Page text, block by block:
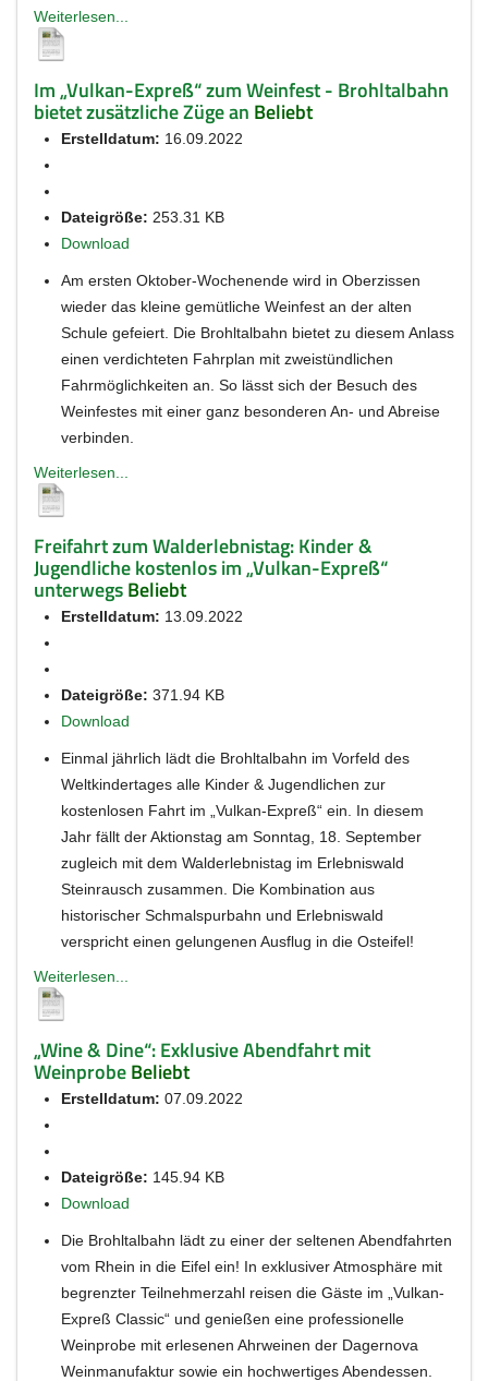
Weiterlesen...
Im „Vulkan-Expreß“ zum Weinfest - Brohltalbahn
bietet zusätzliche Züge an Beliebt
Erstelldatum: 16.09.2022
Dateigröße: 253.31 KB
Download
Am ersten Oktober-Wochenende wird in Oberzissen
wieder das kleine gemütliche Weinfest an der alten
Schule gefeiert. Die Brohltalbahn bietet zu diesem Anlass
einen verdichteten Fahrplan mit zweistündlichen
Fahrmöglichkeiten an. So lässt sich der Besuch des
Weinfestes mit einer ganz besonderen An- und Abreise
verbinden.
Weiterlesen...
Freifahrt zum Walderlebnistag: Kinder &
Jugendliche kostenlos im „Vulkan-Expreß“
unterwegsBeliebt
Erstelldatum: 13.09.2022
Dateigröße: 371.94 KB
Download
Einmal jährlich lädt die Brohltalbahn im Vorfeld des
Weltkindertages alle Kinder & Jugendlichen zur
kostenlosen Fahrt im „Vulkan-Expreß“ ein. In diesem
Jahr fällt der Aktionstag am Sonntag, 18. September
zugleich mit dem Walderlebnistag im Erlebniswald
Steinrausch zusammen. Die Kombination aus
historischer Schmalspurbahn und Erlebniswald
verspricht einen gelungenen Ausflug in die Osteifel!
Weiterlesen...
„Wine & Dine“: Exklusive Abendfahrt mit
WeinprobeBeliebt
Erstelldatum: 07.09.2022
Dateigröße: 145.94 KB
Download
Die Brohltalbahn lädt zu einer der seltenen Abendfahrten
vom Rhein in die Eifel ein! In exklusiver Atmosphäre mit
begrenzter Teilnehmerzahl reisen die Gäste im „Vulkan-
Expreß Classic“ und genießen eine professionelle
Weinprobe mit erlesenen Ahrweinen der Dagernova
Weinmanufaktur sowie ein hochwertiges Abendessen.